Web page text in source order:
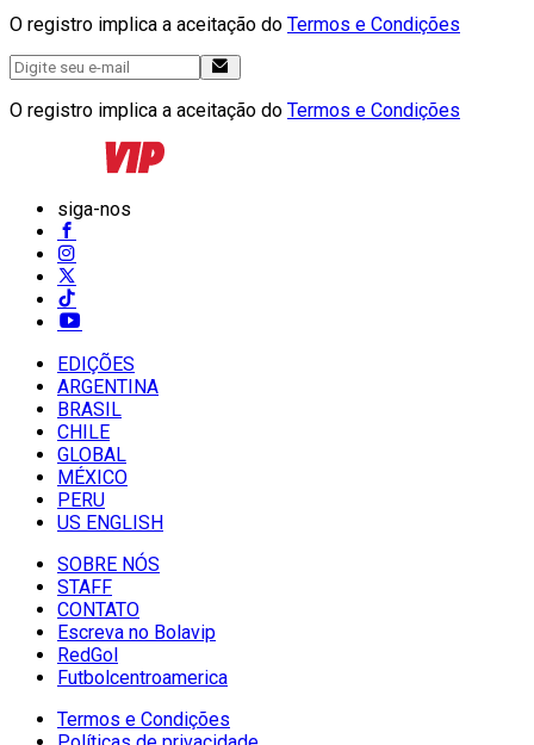
O registro implica a aceitação do Termos e Condições
O registro implica a aceitação do Termos e Condições
siga-nos
EDIÇÕES
ARGENTINA
BRASIL
CHILE
GLOBAL
MÉXICO
PERU
US ENGLISH
SOBRE NÓS
STAFF
CONTATO
Escreva no Bolavip
RedGol
Futbolcentroamerica
Termos e Condições